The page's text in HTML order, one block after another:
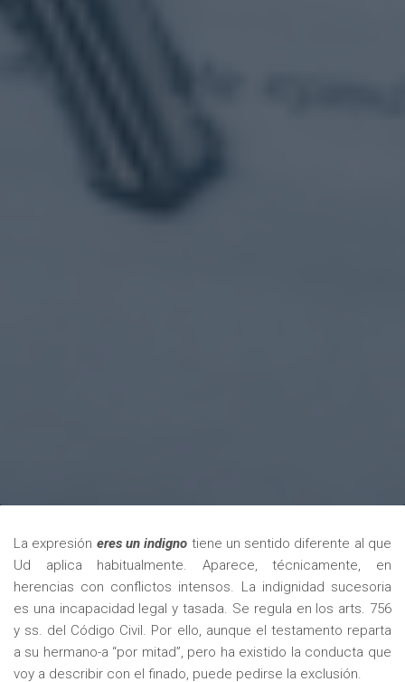
La expresión eres un indigno tiene un sentido diferente al que
Ud aplica habitualmente. Aparece, técnicamente, en
herencias con conflictos intensos. La indignidad sucesoria
es una incapacidad legal y tasada. Se regula en los arts. 756
y ss. del Código Civil. Por ello, aunque el testamento reparta
a su hermano-a “por mitad”, pero ha existido la conducta que
voy a describir con el finado, puede pedirse la exclusión.